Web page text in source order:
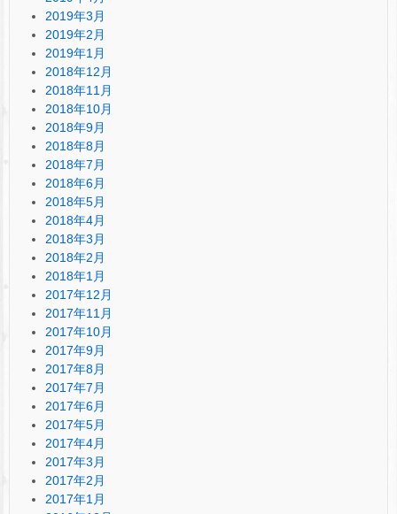
2019年3月
2019年2月
2019年1月
2018年12月
2018年11月
2018年10月
2018年9月
2018年8月
2018年7月
2018年6月
2018年5月
2018年4月
2018年3月
2018年2月
2018年1月
2017年12月
2017年11月
2017年10月
2017年9月
2017年8月
2017年7月
2017年6月
2017年5月
2017年4月
2017年3月
2017年2月
2017年1月